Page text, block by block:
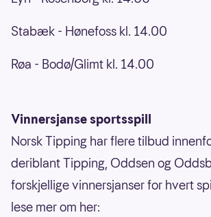
Stabæk - Hønefoss kl. 14.00
Røa - Bodø/Glimt kl. 14.00
Vinnersjanse sportsspill
Norsk Tipping har flere tilbud
deriblant Tipping, Oddsen og
forskjellige vinnersjanser for hvert
lese mer om her: